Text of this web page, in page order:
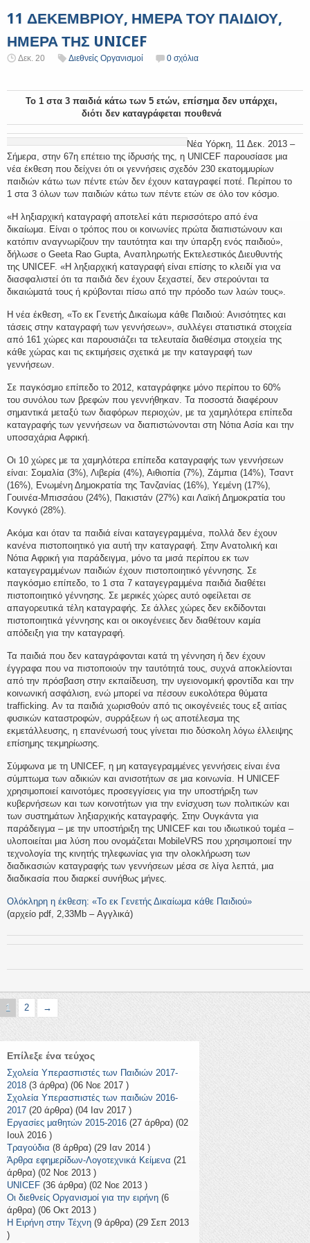
11 ΔΕΚΕΜΒΡΙΟΥ, ΗΜΕΡΑ ΤΟΥ ΠΑΙΔΙΟΥ,
ΗΜΕΡΑ ΤΗΣ UNICEF
Δεκ. 20 Διεθνείς Οργανισμοί 0 σχόλια
Το 1 στα 3 παιδιά κάτω των 5 ετών, επίσημα δεν υπάρχει,
διότι δεν καταγράφεται πουθενά
Νέα Υόρκη, 11 Δεκ. 2013 –
Σήμερα, στην 67η επέτειο της ίδρυσής της, η UNICEF παρουσίασε μια
νέα έκθεση που δείχνει ότι οι γεννήσεις σχεδόν 230 εκατομμυρίων
παιδιών κάτω των πέντε ετών δεν έχουν καταγραφεί ποτέ. Περίπου το
1 στα 3 όλων των παιδιών κάτω των πέντε ετών σε όλο τον κόσμο.
«Η ληξιαρχική καταγραφή αποτελεί κάτι περισσότερο από ένα
δικαίωμα. Είναι ο τρόπος που οι κοινωνίες πρώτα διαπιστώνουν και
κατόπιν αναγνωρίζουν την ταυτότητα και την ύπαρξη ενός παιδιού»,
δήλωσε ο Geeta Rao Gupta, Αναπληρωτής Εκτελεστικός Διευθυντής
της UNICEF. «Η ληξιαρχική καταγραφή είναι επίσης το κλειδί για να
διασφαλιστεί ότι τα παιδιά δεν έχουν ξεχαστεί, δεν στερούνται τα
δικαιώματά τους ή κρύβονται πίσω από την πρόοδο των λαών τους».
Η νέα έκθεση, «Το εκ Γενετής Δικαίωμα κάθε Παιδιού: Ανισότητες και
τάσεις στην καταγραφή των γεννήσεων», συλλέγει στατιστικά στοιχεία
από 161 χώρες και παρουσιάζει τα τελευταία διαθέσιμα στοιχεία της
κάθε χώρας και τις εκτιμήσεις σχετικά με την καταγραφή των
γεννήσεων.
Σε παγκόσμιο επίπεδο το 2012, καταγράφηκε μόνο περίπου το 60%
του συνόλου των βρεφών που γεννήθηκαν. Τα ποσοστά διαφέρουν
σημαντικά μεταξύ των διαφόρων περιοχών, με τα χαμηλότερα επίπεδα
καταγραφής των γεννήσεων να διαπιστώνονται στη Νότια Ασία και την
υποσαχάρια Αφρική.
Οι 10 χώρες με τα χαμηλότερα επίπεδα καταγραφής των γεννήσεων
είναι: Σομαλία (3%), Λιβερία (4%), Αιθιοπία (7%), Ζάμπια (14%), Τσαντ
(16%), Ενωμένη Δημοκρατία της Τανζανίας (16%), Υεμένη (17%),
Γουινέα-Μπισσάου (24%), Πακιστάν (27%) και Λαϊκή Δημοκρατία του
Κονγκό (28%).
Ακόμα και όταν τα παιδιά είναι καταγεγραμμένα, πολλά δεν έχουν
κανένα πιστοποιητικό για αυτή την καταγραφή. Στην Ανατολική και
Νότια Αφρική για παράδειγμα, μόνο τα μισά περίπου εκ των
καταγεγραμμένων παιδιών έχουν πιστοποιητικό γέννησης. Σε
παγκόσμιο επίπεδο, το 1 στα 7 καταγεγραμμένα παιδιά διαθέτει
πιστοποιητικό γέννησης. Σε μερικές χώρες αυτό οφείλεται σε
απαγορευτικά τέλη καταγραφής. Σε άλλες χώρες δεν εκδίδονται
πιστοποιητικά γέννησης και οι οικογένειες δεν διαθέτουν καμία
απόδειξη για την καταγραφή.
Τα παιδιά που δεν καταγράφονται κατά τη γέννηση ή δεν έχουν
έγγραφα που να πιστοποιούν την ταυτότητά τους, συχνά αποκλείονται
από την πρόσβαση στην εκπαίδευση, την υγειονομική φροντίδα και την
κοινωνική ασφάλιση, ενώ μπορεί να πέσουν ευκολότερα θύματα
trafficking. Αν τα παιδιά χωρισθούν από τις οικογένειές τους εξ αιτίας
φυσικών καταστροφών, συρράξεων ή ως αποτέλεσμα της
εκμετάλλευσης, η επανένωσή τους γίνεται πιο δύσκολη λόγω έλλειψης
επίσημης τεκμηρίωσης.
Σύμφωνα με τη UNICEF, η μη καταγεγραμμένες γεννήσεις είναι ένα
σύμπτωμα των αδικιών και ανισοτήτων σε μια κοινωνία. Η UNICEF
χρησιμοποιεί καινοτόμες προσεγγίσεις για την υποστήριξη των
κυβερνήσεων και των κοινοτήτων για την ενίσχυση των πολιτικών και
των συστημάτων ληξιαρχικής καταγραφής. Στην Ουγκάντα για
παράδειγμα – με την υποστήριξη της UNICEF και του ιδιωτικού τομέα –
υλοποιείται μια λύση που ονομάζεται MobileVRS που χρησιμοποιεί την
τεχνολογία της κινητής τηλεφωνίας για την ολοκλήρωση των
διαδικασιών καταγραφής των γεννήσεων μέσα σε λίγα λεπτά, μια
διαδικασία που διαρκεί συνήθως μήνες.
Ολόκληρη η έκθεση: «Το εκ Γενετής Δικαίωμα κάθε Παιδιού»
(αρχείο pdf, 2,33Mb – Αγγλικά)
1 2 →
Επίλεξε ένα τεύχος
Σχολεία Υπερασπιστές των Παιδιών 2017-
2018 (3 άρθρα) (06 Νοε 2017 )
Σχολεία Υπερασπιστές των παιδιών 2016-
2017 (20 άρθρα) (04 Ιαν 2017 )
Εργασίες μαθητών 2015-2016 (27 άρθρα) (02
Ιουλ 2016 )
Τραγούδια (8 άρθρα) (29 Ιαν 2014 )
Άρθρα εφημερίδων-Λογοτεχνικά Κείμενα (21
άρθρα) (02 Νοε 2013 )
UNICEF (36 άρθρα) (02 Νοε 2013 )
Οι διεθνείς Οργανισμοί για την ειρήνη (6
άρθρα) (06 Οκτ 2013 )
Η Ειρήνη στην Τέχνη (9 άρθρα) (29 Σεπ 2013
)